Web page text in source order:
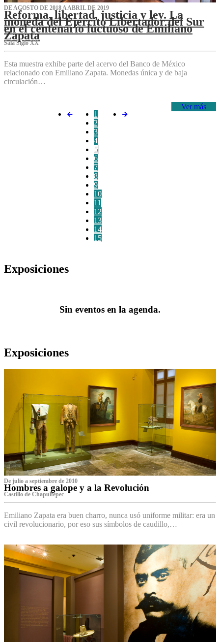
DE AGOSTO DE 2018 A ABRIL DE 2019
Reforma, libertad, justicia y ley. La
moneda del Ejército Libertador del Sur
en el centenario luctuoso de Emiliano
Zapata
Sala Siglo XX
Esta muestra exhibe parte del acervo del Banco de México
relacionado con Emiliano Zapata. Monedas única y de baja
circulación…
Ver más
1
2
3
4
5
6
7
8
9
10
11
12
13
14
15
Exposiciones
Sin eventos en la agenda.
Exposiciones
De julio a septiembre de 2010
Hombres a galope y a la Revolución
Castillo de Chapultepec
Emiliano Zapata era buen charro, nunca usó uniforme militar: era un
civil revolucionario, por eso sus símbolos de caudillo,…